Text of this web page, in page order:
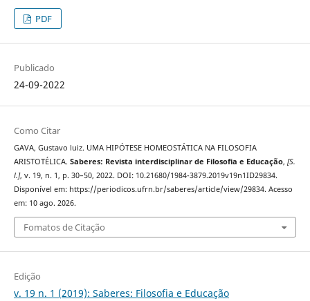
PDF
Publicado
24-09-2022
Como Citar
GAVA, Gustavo luiz. UMA HIPÓTESE HOMEOSTÁTICA NA FILOSOFIA
ARISTOTÉLICA. Saberes: Revista interdisciplinar de Filosofia e Educação, [S.
l.], v. 19, n. 1, p. 30–50, 2022. DOI: 10.21680/1984-3879.2019v19n1ID29834.
Disponível em: https://periodicos.ufrn.br/saberes/article/view/29834. Acesso
em: 10 ago. 2026.
Fomatos de Citação
Edição
v. 19 n. 1 (2019): Saberes: Filosofia e Educação